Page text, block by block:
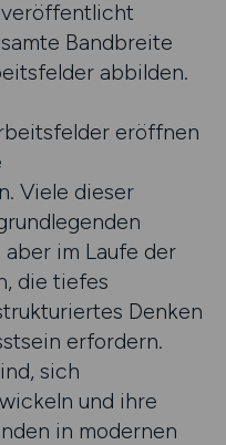
Bandbreite
abbilden.
eröffnen
Viele dieser
im Laufe der
die tiefes
Denken
erfordern.
sich
und ihre
in modernen